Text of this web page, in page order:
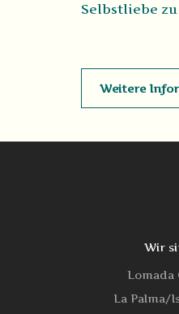
Selbstliebe
Weitere
Wir
Lomada
La Palma/